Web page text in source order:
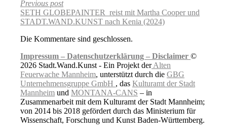
Previous post
SETH GLOBEPAINTER reist mit Martha Cooper und
STADT.WAND.KUNST nach Kenia (2024)
Die Kommentare sind geschlossen.
Impressum – Datenschutzerklärung – Disclaimer ©
2026 Stadt.Wand.Kunst - Ein Projekt derAlten
Feuerwache Mannheim, unterstützt durch die GBG
Unternehmensgruppe GmbH , das Kulturamt der Stadt
Mannheim und MONTANA-CANS – in
Zusammenarbeit mit dem Kulturamt der Stadt Mannheim;
von 2014 bis 2018 gefördert durch das Ministerium für
Wissenschaft, Forschung und Kunst Baden-Württemberg.